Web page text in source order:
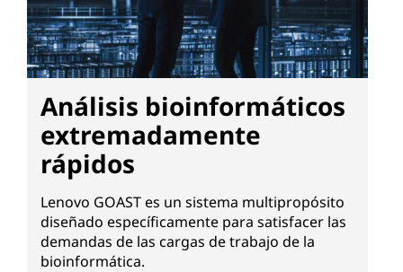
Análisis bioinformáticos
extremadamente
rápidos
Lenovo GOAST es un sistema multipropósito
diseñado específicamente para satisfacer las
demandas de las cargas de trabajo de la
bioinformática.